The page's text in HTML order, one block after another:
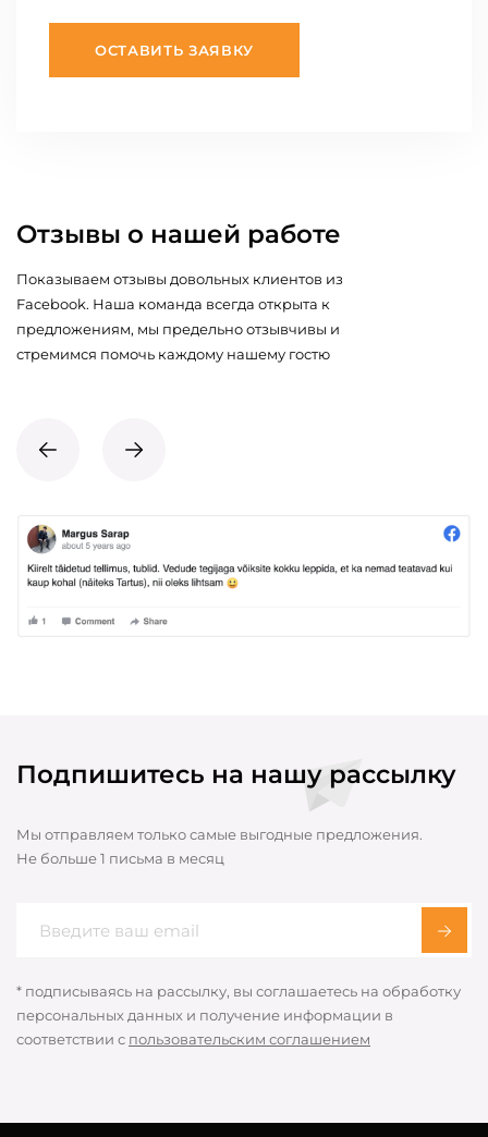
ОСТАВИТЬ ЗАЯВКУ
Отзывы о нашей работе
Показываем отзывы довольных клиентов из
Facebook. Наша команда всегда открыта к
предложениям, мы предельно отзывчивы и
стремимся помочь каждому нашему гостю
Подпишитесь на нашу рассылку
Мы отправляем только самые выгодные предложения.
Не больше 1 письма в месяц
* подписываясь на рассылку, вы соглашаетесь на обработку
персональных данных и получение информации в
соответствии с пользовательским соглашением